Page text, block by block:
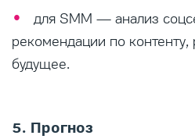
для SMM — анализ
рекомендации по
будущее.
5. Прогноз